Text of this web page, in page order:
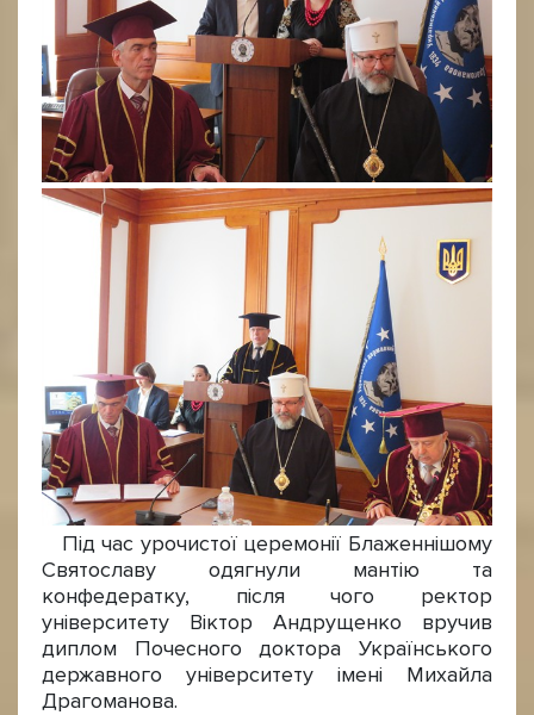
Під час урочистої церемонії Блаженнішому
Святославу одягнули мантію та
конфедератку, після чого ректор
університету Віктор Андрущенко вручив
диплом Почесного доктора Українського
державного університету імені Михайла
Драгоманова.